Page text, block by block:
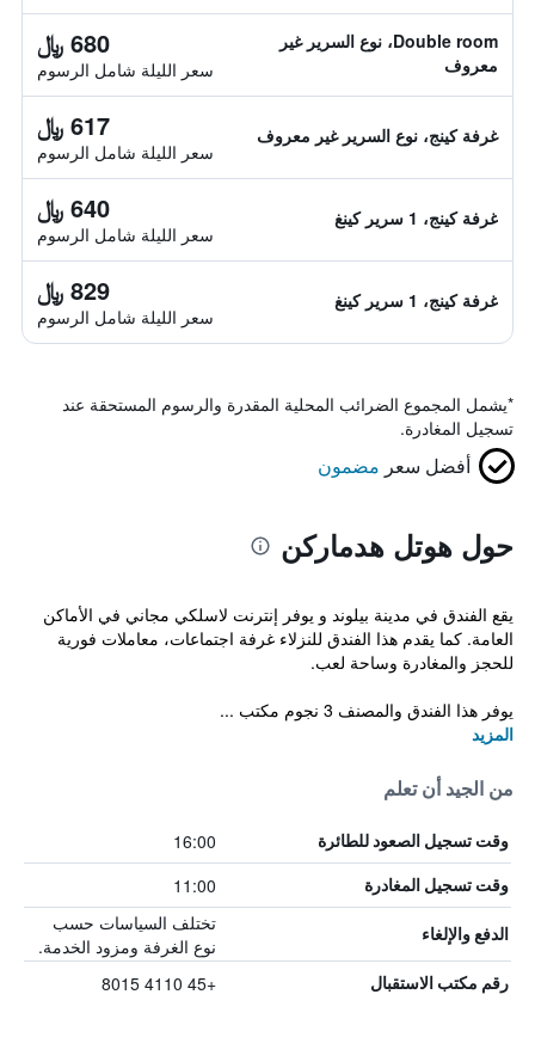
Double room، نوع السرير غير
معروف
680 ﷼
سعر الليلة شامل الرسوم
غرفة كينج، نوع السرير غير معروف 617 ﷼
سعر الليلة شامل الرسوم
غرفة كينج، 1 سرير كينغ 640 ﷼
سعر الليلة شامل الرسوم
غرفة كينج، 1 سرير كينغ 829 ﷼
سعر الليلة شامل الرسوم
*يشمل المجموع الضرائب المحلية المقدرة والرسوم المستحقة عند
تسجيل المغادرة.
أفضل سعر مضمون
حول هوتل هدماركن
يقع الفندق في مدينة بيلوند و يوفر إنترنت لاسلكي مجاني في الأماكن
العامة. كما يقدم هذا الفندق للنزلاء غرفة اجتماعات، معاملات فورية
للحجز والمغادرة وساحة لعب.
يوفر هذا الفندق والمصنف 3 نجوم مكتب ...
المزيد
من الجيد أن تعلم
وقت تسجيل الصعود للطائرة 16:00
وقت تسجيل المغادرة 11:00
الدفع والإلغاء
تختلف السياسات حسب
نوع الغرفة ومزود الخدمة.
رقم مكتب الاستقبال +45 4110 8015